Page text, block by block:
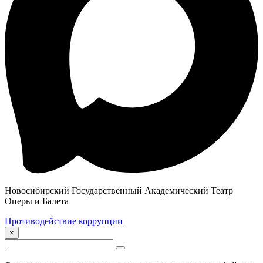
Новосибирский Государственный Академический Театр
Оперы и Балета
Противодействие коррупции
×